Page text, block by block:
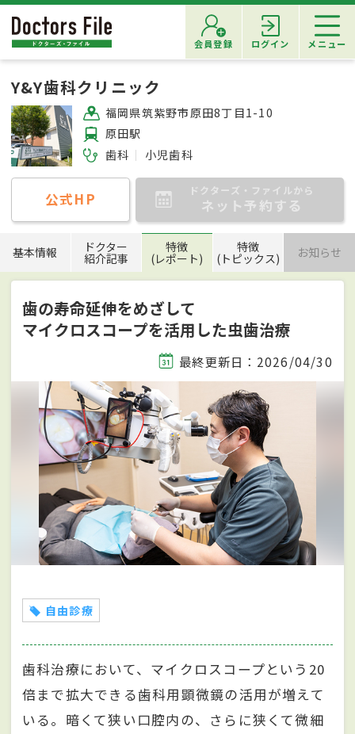
会員登録 ログイン メニュー
Y&Y歯科クリニック
福岡県筑紫野市原田8丁目1-10
原田駅
歯科
小児歯科
公式HP ドクターズ・ファイルから
ネット予約する
基本情報 ドクター
紹介記事
特徴
(レポート)
特徴
(トピックス) お知らせ
歯の寿命延伸をめざして
マイクロスコープを活用した虫歯治療
最終更新日：2026/04/30
自由診療
歯科治療において、マイクロスコープという20
倍まで拡大できる歯科用顕微鏡の活用が増えて
いる。暗くて狭い口腔内の、さらに狭くて微細